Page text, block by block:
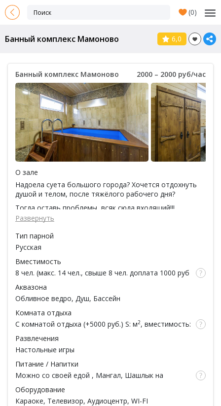
(0)
Банный комплекс Мамоново 6,0
Банный комплекс Мамоново 2000 – 2000 руб/час
О зале
Надоела суета большого города? Хочется отдохнуть
душой и телом, после тяжёлого рабочего дня?
Тогда оставь проблемы, всяк сюда входящий!!!
На территории нашего Таунхауса открылся новый
Вы сможете снять нервное напряжение, стресс,
восстановить силы, улучшить сон, повысить
работоспособность, получить заряд бодрости и
приятно провести время.
Только в русской бане Ваш организм может
очиститься от вредных веществ и ядов, которые
накапливаются день за днем в условиях городской
жизни.
Если Вы ищите баню, то мы рады предложить Вам
лучшее – лучший сервис, лучший интерьер, наша баня –
прекрасное место для отдыха. Приходите к нам и Вы
никогдане разочаруетесь
в высоком классе обслуживания, приветливом
персонале и релаксирующей обстановке!
Развернуть
Тип парной
Русская
Вместимость
8 чел. (макс. 14 чел., свыше 8 чел. доплата 1000 руб
Аквазона
Обливное ведро, Душ, Бассейн
Комната отдыха
С комнатой отдыха (+5000 руб.) S: м2, вместимость:
Развлечения
Настольные игры
Питание / Напитки
Можно со своей едой , Мангал, Шашлык на
мангале, Русская кухня, Кавказская кухня,
Обеденная зона, Вместимость: 7 чел., Чай
Оборудование
Караоке, Телевизор, Аудиоцентр, WI-FI